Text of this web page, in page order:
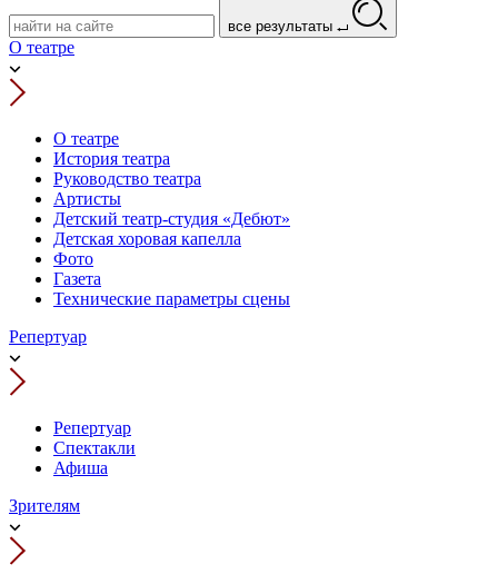
все результаты
О театре
О театре
История театра
Руководство театра
Артисты
Детский театр-студия «Дебют»
Детская хоровая капелла
Фото
Газета
Технические параметры сцены
Репертуар
Репертуар
Спектакли
Афиша
Зрителям